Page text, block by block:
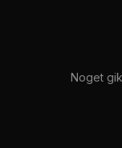
Noget